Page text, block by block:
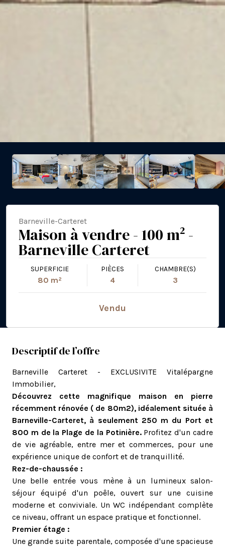
Barneville-Carteret
Maison à vendre - 100 m² -
Barneville Carteret
SUPERFICIE
80 m²
PIÈCES
4
CHAMBRE(S)
3
Vendu
Descriptif de l’offre
Barneville Carteret - EXCLUSIVITE Vitalépargne
Immobilier,
Découvrez cette magnifique maison en pierre
récemment rénovée ( de 80m2), idéalement située à
Barneville-Carteret, à seulement 250 m du Port et
800 m de la Plage de la Potinière.Profitez d'un cadre
de vie agréable, entre mer et commerces, pour une
expérience unique de confort et de tranquillité.
Rez-de-chaussée :
Une belle entrée vous mène à un lumineux salon-
séjour équipé d'un poêle, ouvert sur une cuisine
moderne et conviviale. Un WC indépendant complète
ce niveau, offrant un espace pratique et fonctionnel.
Premier étage :
Une grande suite parentale, composée d'une spacieuse